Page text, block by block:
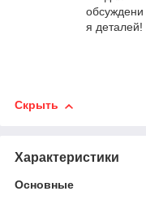
обсуждени
я деталей!
Скрыть
Характеристики
Основные